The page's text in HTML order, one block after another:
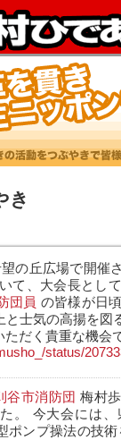
き
の丘広場で開催
て、大会長とし
団員 の皆様が日
と士気の高揚を図
だく貴重な機会
status/
谷市消防団 梅村
。 今大会には
ポンプ操法の技